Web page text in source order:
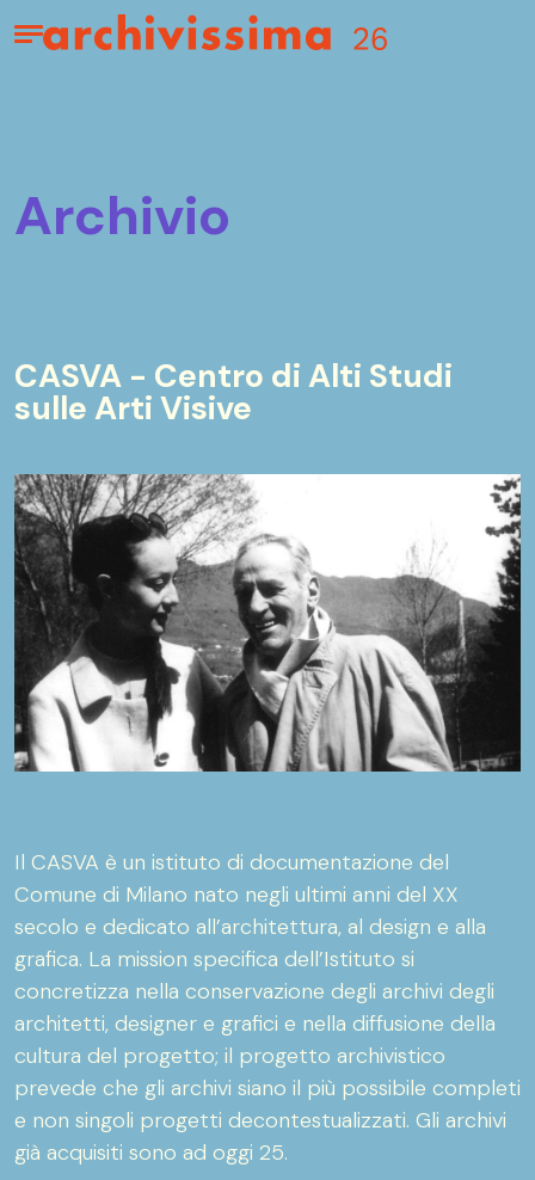
Home page
Apri il menu
archivio
CASVA - Centro di Alti Studi
sulle Arti Visive
Il CASVA è un istituto di documentazione del
Comune di Milano nato negli ultimi anni del XX
secolo e dedicato all’architettura, al design e alla
grafica. La mission specifica dell’Istituto si
concretizza nella conservazione degli archivi degli
architetti, designer e grafici e nella diffusione della
cultura del progetto; il progetto archivistico
prevede che gli archivi siano il più possibile completi
e non singoli progetti decontestualizzati. Gli archivi
già acquisiti sono ad oggi 25.